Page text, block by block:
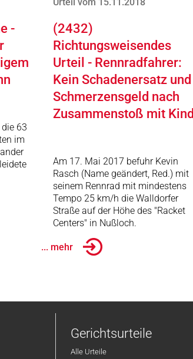
-
63
im
(2432)
Richtungsweisendes
Urteil - Rennradfahrer:
Kein Schadenersatz und
Schmerzensgeld nach
Zusammenstoß mit Kind
Am 17. Mai 2017 befuhr Kevin
Rasch (Name geändert, Red.) mit
seinem Rennrad mit mindestens
Tempo 25 km/h die Walldorfer
Straße auf der Höhe des "Racket
Centers" in Nußloch.
... mehr
Gerichtsurteile
Alle Urteile